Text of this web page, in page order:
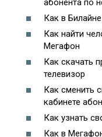
абонента по
Как в
Как найти
Мегафон
Как скачать
телевизор
Как сменить
кабинете
Как узнать
Как в